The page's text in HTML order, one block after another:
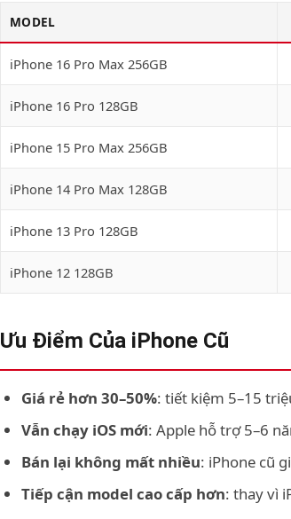
MODEL
iPhone 16 Pro Max 256GB
iPhone 16 Pro 128GB
iPhone 15 Pro Max 256GB
iPhone 14 Pro Max 128GB
iPhone 13 Pro 128GB
iPhone 12 128GB
Ưu Điểm Của iPhone Cũ
Giá rẻ hơn 30–50%: tiết kiệm 5–15
Vẫn chạy iOS mới: Apple hỗ trợ 5–6
Bán lại không mất nhiều: iPhone cũ
Tiếp cận model cao cấp hơn: thay vì